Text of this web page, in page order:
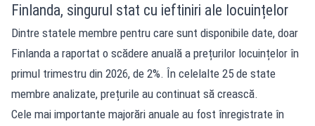
Finlanda, singurul stat cu ieftiniri ale locuințelor
Dintre statele membre pentru care sunt disponibile date, doar
Finlanda a raportat o scădere anuală a prețurilor locuințelor în
primul trimestru din 2026, de 2%. În celelalte 25 de state
membre analizate, prețurile au continuat să crească.
Cele mai importante majorări anuale au fost înregistrate în